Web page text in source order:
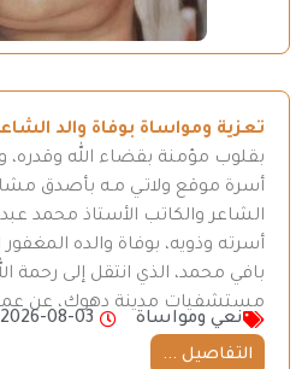
تعزية ومواساة بوفاة والد
بقلوب مؤمنة بقضاء الله وقدره،
أسرة موقع ولاتـي مـه بأصدق
الشاعر والكاتب الأستاذ محمد
أسرته وذويه، بوفاة والده
بافي محمد، الذي انتقل إلى رحمة
مستشفيات مدينة دهوك، عن عمر
نعي ومواساة
2026-08-03
التفاصيل ...